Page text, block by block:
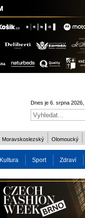
Dnes je 6. srpna 2026,
Moravskoslezský Olomoucký
Kultura Sport Zdraví
Charita Osobnost Více